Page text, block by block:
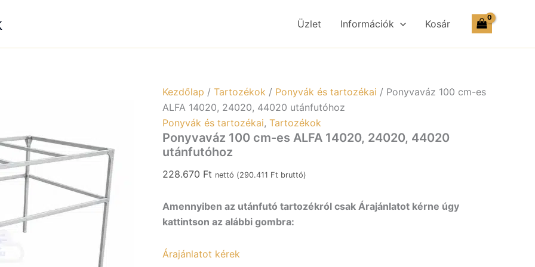
Üzlet Információk Kosár
Kezdőlap / Tartozékok / Ponyvák és tartozékai / Ponyvaváz 100 cm-es
ALFA 14020, 24020, 44020 utánfutóhoz
Ponyvák és tartozékai, Tartozékok
Ponyvaváz 100 cm-es ALFA 14020, 24020, 44020
utánfutóhoz
228.670 Ft nettó (290.411 Ft bruttó)
Amennyiben az utánfutó tartozékról csak Árajánlatot kérne úgy
kattintson az alábbi gombra:
Árajánlatot kérek
44020